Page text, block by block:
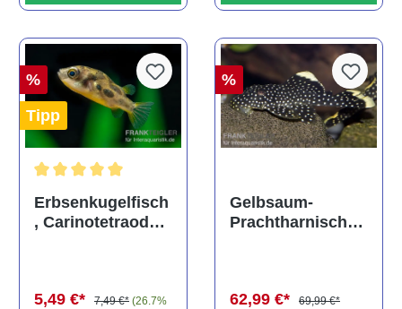
%
Tipp
Erbsenkugelfisch
, Carinotetraodon
5,49 €* 7,49 €* (26.7%
%
Gelbsaum-
Prachtharnischw
62,99 €*
69,99 €*